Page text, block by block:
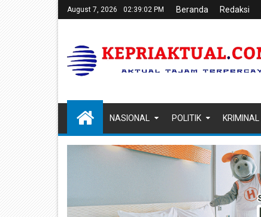
August 7, 2026 02:39:03 PM Beranda Redaksi
NASIONAL POLITIK KRIMINAL